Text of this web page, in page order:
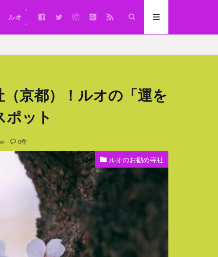
ルオ
京都）！ルオの「運を
ポット
0件
ルオのお勧め寺社